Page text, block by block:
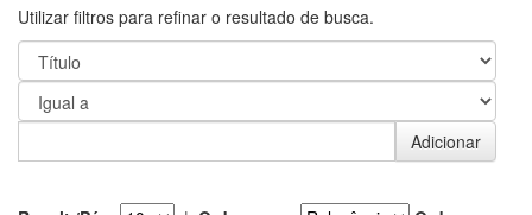
Utilizar filtros para refinar o resultado de busca.